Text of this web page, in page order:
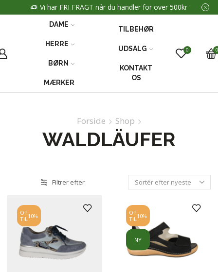
Vi har FRI FRAGT når du handler for over 500kr
DAME
HERRE
BØRN
MÆRKER
TILBEHØR
UDSALG
KONTAKT
OS
0 0
Forside Shop
WALDLÄUFER
Filtrer efter
OP
TIL10%
OP
TIL10%
NY